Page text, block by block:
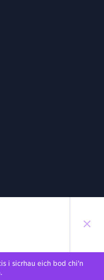
i sicrhau eich bod chi'n